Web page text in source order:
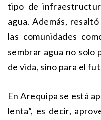
tipo de
agua. Además,
las comunidades
sembrar agua no solo
de vida, sino para el
En Arequipa se está
lenta”, es decir,